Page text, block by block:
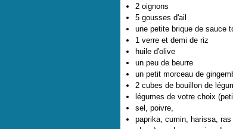
2 oignons
5 gousses d'ail
une petite brique de sauce
1 verre et demi de riz
huile d'olive
un peu de beurre
un petit morceau de
2 cubes de bouillon de
légumes de votre choix
sel, poivre,
paprika, cumin, harissa,